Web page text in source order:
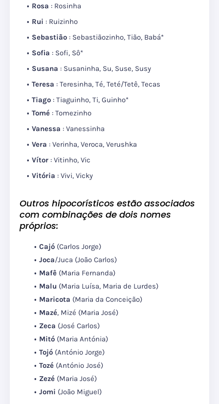
Rosa : Rosinha
Rui : Ruizinho
Sebastião : Sebastiãozinho, Tião, Babá*
Sofia : Sofi, Sô*
Susana : Susaninha, Su, Suse, Susy
Teresa : Teresinha, Té, Teté/Tetê, Tecas
Tiago : Tiaguinho, Ti, Guinho*
Tomé : Tomezinho
Vanessa : Vanessinha
Vera : Verinha, Veroca, Verushka
Vítor : Vitinho, Vic
Vitória : Vivi, Vicky
Outros hipocorísticos estão associados
com combinações de dois nomes
próprios:
Cajó (Carlos Jorge)
Joca/Juca (João Carlos)
Mafê (Maria Fernanda)
Malu (Maria Luísa, Maria de Lurdes)
Maricota (Maria da Conceição)
Mazé, Mizé (Maria José)
Zeca (José Carlos)
Mitó (Maria Antónia)
Tojó (António Jorge)
Tozé (António José)
Zezé (Maria José)
Jomi (João Miguel)